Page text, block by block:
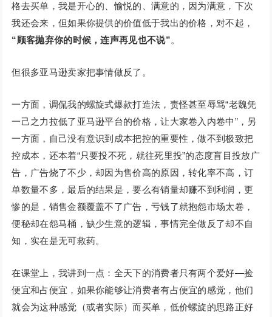
格去买单，我是开心的、愉悦的、满意的，因为满意，下次
我还会来，但如果你提供的价值低于我出的价格，对不起，
“顾客抛弃你的时候，连声再见也不说”。
但很多亚马逊卖家把事情做反了。
一方面，调侃我的螺旋式爆款打造法，责怪甚至辱骂“老魏凭
一己之力拉低了亚马逊平台的价格，让大家卷入内卷中”，另
一方面，自己没有意识到成本把控的重要性，做不到极致把
控成本，还本着“只要投不死，就往死里投”的态度盲目投放广
告，广告烧了不少，却因为售价高的原因，转化率不高，订
单数量不多，最后的结果是，要么有销量却赚不到利润，更
惨的是，销售金额覆盖不了广告，亏钱了就抱怨市场太卷，
便秘却在怨马桶，缺少生意的逻辑，事情完全做反了却不自
知，实在是无可救药。
在课堂上，我讲到一点：全天下的消费者只有两个爱好—捡
便宜和占便宜，如果你能够让消费者有占便宜的感觉，他们
就会为这种感觉（或者实际）而买单，低价螺旋的思路正好